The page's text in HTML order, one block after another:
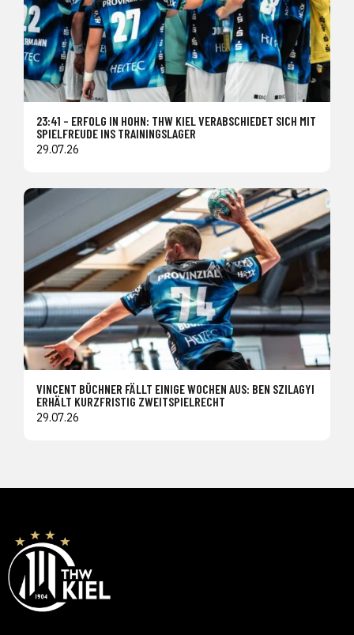
23:41 – ERFOLG IN HOHN: THW KIEL VERABSCHIEDET SICH MIT
SPIELFREUDE INS TRAININGSLAGER
29.07.26
VINCENT BÜCHNER FÄLLT EINIGE WOCHEN AUS: BEN SZILAGYI
ERHÄLT KURZFRISTIG ZWEITSPIELRECHT
29.07.26